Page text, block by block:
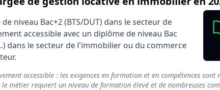
niveau Bac+2 (BTS/DUT) dans le secteur de
accessible avec un diplôme de niveau Bac
dans le secteur de l'immobilier ou du commerce
accessible : les exigences en formation et en compétences
métier requiert un niveau de formation élevé et de nombreuses